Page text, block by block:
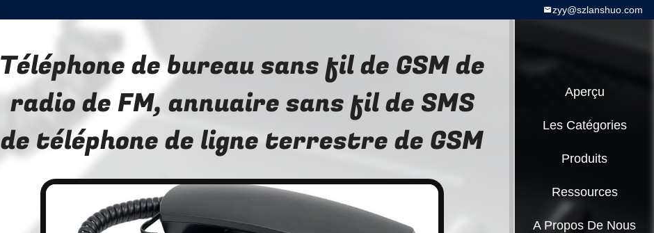
zyy@szlanshuo.com
Téléphone de bureau sans fil de GSM de
radio de FM, annuaire sans fil de SMS
de téléphone de ligne terrestre de GSM
Aperçu
Les Catégories
Produits
Ressources
A Propos De Nous